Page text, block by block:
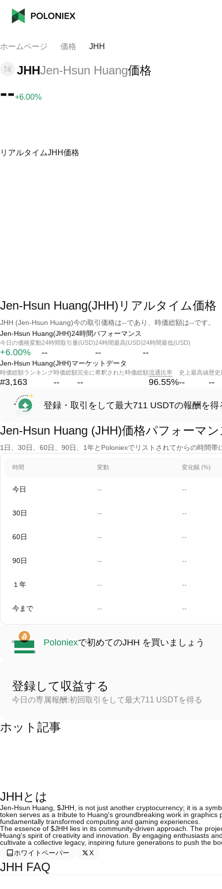
ホームページ 価格 JHH
JHHJen-Hsun Huang価格
--+6.00%
リアルタイムJHH価格
Jen-Hsun Huang(JHH)リアルタイム価格
JHH (Jen-Hsun Huang)今の取引価格は--であり、時価総額は--です。
Jen-Hsun Huang(JHH)24時間パフォーマンス
今日の価格変動
+6.00%
24時間取引量(USD)
--
24時間最高(USD)
--
24時間最低(USD)
--
Jen-Hsun Huang(JHH)マーケットデータ
時価総額ランキング
#3,163
時価総額
--
完全に希釈された時価総額
--
流通比率
96.55%
史上最高値
--
歴史
--
登録・取引をして最大711 USDTの報酬を得
Jen-Hsun Huang (JHH)価格パフォーマ
1日、30日、60日、90日、1年とPoloniexでリストされてからの時間
時間 変動 変化幅 (%)
今日 -- --
30日 -- --
60日 -- --
90日 -- --
１年 -- --
今まで -- --
Poloniexで初めてのJHH を買いましょう
登録して収益する
今日の専属報酬:初回取引をして最大711 USDTを得る
ホット記事
JHHとは
Jen-Hsun Huang, $JHH, is not just another cryptocurrency; it is a
token serves as a tribute to Huang's groundbreaking work in
fundamentally transformed computing and gaming experiences.
The essence of $JHH lies in its community-driven approach. The
Huang's spirit of creativity and innovation. By engaging enthusiasts
cultivate a collective legacy, inspiring future generations to push the
ホワイトペーパー
X
JHH FAQ